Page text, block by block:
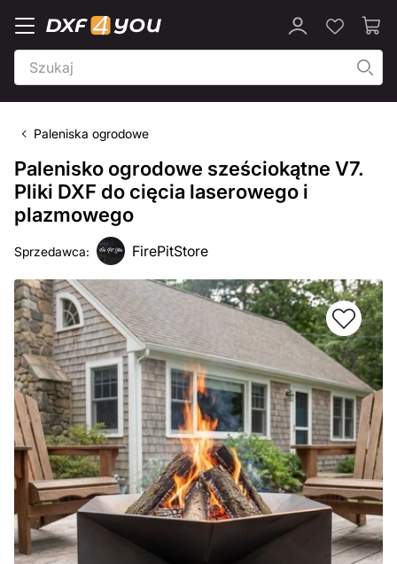
Paleniska ogrodowe
Palenisko ogrodowe sześciokątne V7.
Pliki DXF do cięcia laserowego i
plazmowego
Sprzedawca: FirePitStore